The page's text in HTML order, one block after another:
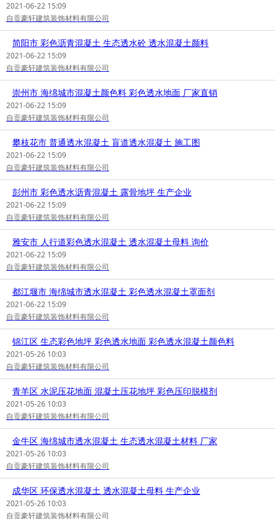
2021-06-22 15:09
自贡豪轩建筑装饰材料有限公司
简阳市 彩色沥青混凝土 生态透水砼 透水混凝土颜料
2021-06-22 15:09
自贡豪轩建筑装饰材料有限公司
崇州市 海绵城市混凝土颜色料 彩色透水地面 厂家直销
2021-06-22 15:09
自贡豪轩建筑装饰材料有限公司
攀枝花市 普通透水混凝土 盲道透水混凝土 施工图
2021-06-22 15:09
自贡豪轩建筑装饰材料有限公司
彭州市 彩色透水沥青混凝土 露骨地坪 生产企业
2021-06-22 15:09
自贡豪轩建筑装饰材料有限公司
雅安市 人行道彩色透水混凝土 透水混凝土母料 询价
2021-06-22 15:09
自贡豪轩建筑装饰材料有限公司
都江堰市 海绵城市透水混凝土 彩色透水混凝土罩面剂
2021-06-22 15:09
自贡豪轩建筑装饰材料有限公司
锦江区 生态彩色地坪 彩色透水地面 彩色透水混凝土颜色料
2021-05-26 10:03
自贡豪轩建筑装饰材料有限公司
青羊区 水泥压花地面 混凝土压花地坪 彩色压印脱模剂
2021-05-26 10:03
自贡豪轩建筑装饰材料有限公司
金牛区 海绵城市透水混凝土 生态透水混凝土材料 厂家
2021-05-26 10:03
自贡豪轩建筑装饰材料有限公司
成华区 环保透水混凝土 透水混凝土母料 生产企业
2021-05-26 10:03
自贡豪轩建筑装饰材料有限公司